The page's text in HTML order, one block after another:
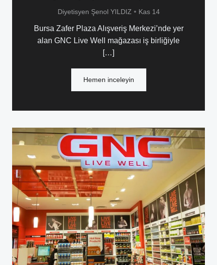
Diyetisyen Şenol YILDIZ • Kas 14
Bursa Zafer Plaza Alışveriş Merkezi’nde yer
alan GNC Live Well mağazası iş birliğiyle
[…]
Hemen inceleyin